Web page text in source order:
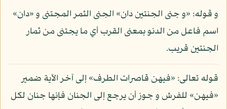
و قوله: «و جنى الجنتين دان» الجنى الثمر المجتنى و «دان»
اسم فاعل من الدنو بمعنى القرب أي ما يجتنى من ثمار
الجنتين قريب.
قوله تعالى: «فيهن قاصرات الطرف» إلى آخر الآية ضمير
«فيهن» للفرش و جوز أن يرجع إلى الجنان فإنها جنان لكل